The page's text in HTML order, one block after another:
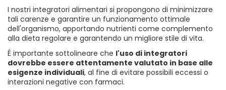
I nostri integratori alimentari si propongono di minimizzare
tali carenze e garantire un funzionamento ottimale
dell'organismo, apportando nutrienti come complemento
alla dieta regolare e garantendo un migliore stile di vita.
É importante sottolineare che l'uso di integratori
dovrebbe essere attentamente valutato in base alle
esigenze individuali, al fine di evitare possibili eccessi o
interazioni negative con farmaci.